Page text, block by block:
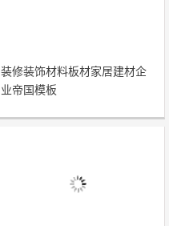
装修装饰材料板材家居建材企
业帝国模板